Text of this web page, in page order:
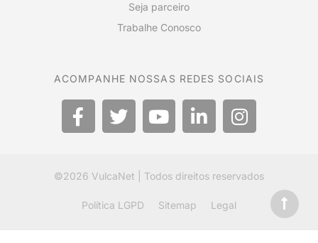
Seja parceiro
Trabalhe Conosco
ACOMPANHE NOSSAS REDES SOCIAIS
©2026 VulcaNet | Todos direitos reservados
Política LGPD Sitemap Legal